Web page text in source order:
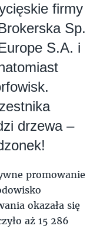
firmy
Sp.
S.A. i
drzewa –
promowanie
okazała się
aż 15 286